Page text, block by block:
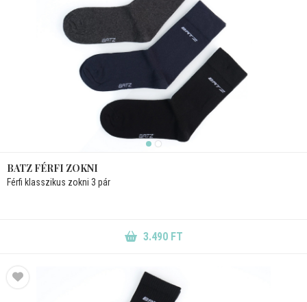
BATZ FÉRFI ZOKNI
Férfi klasszikus zokni 3 pár
3.490 FT